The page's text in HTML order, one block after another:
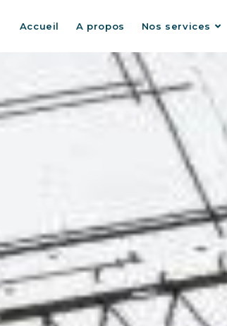
Accueil A propos Nos services